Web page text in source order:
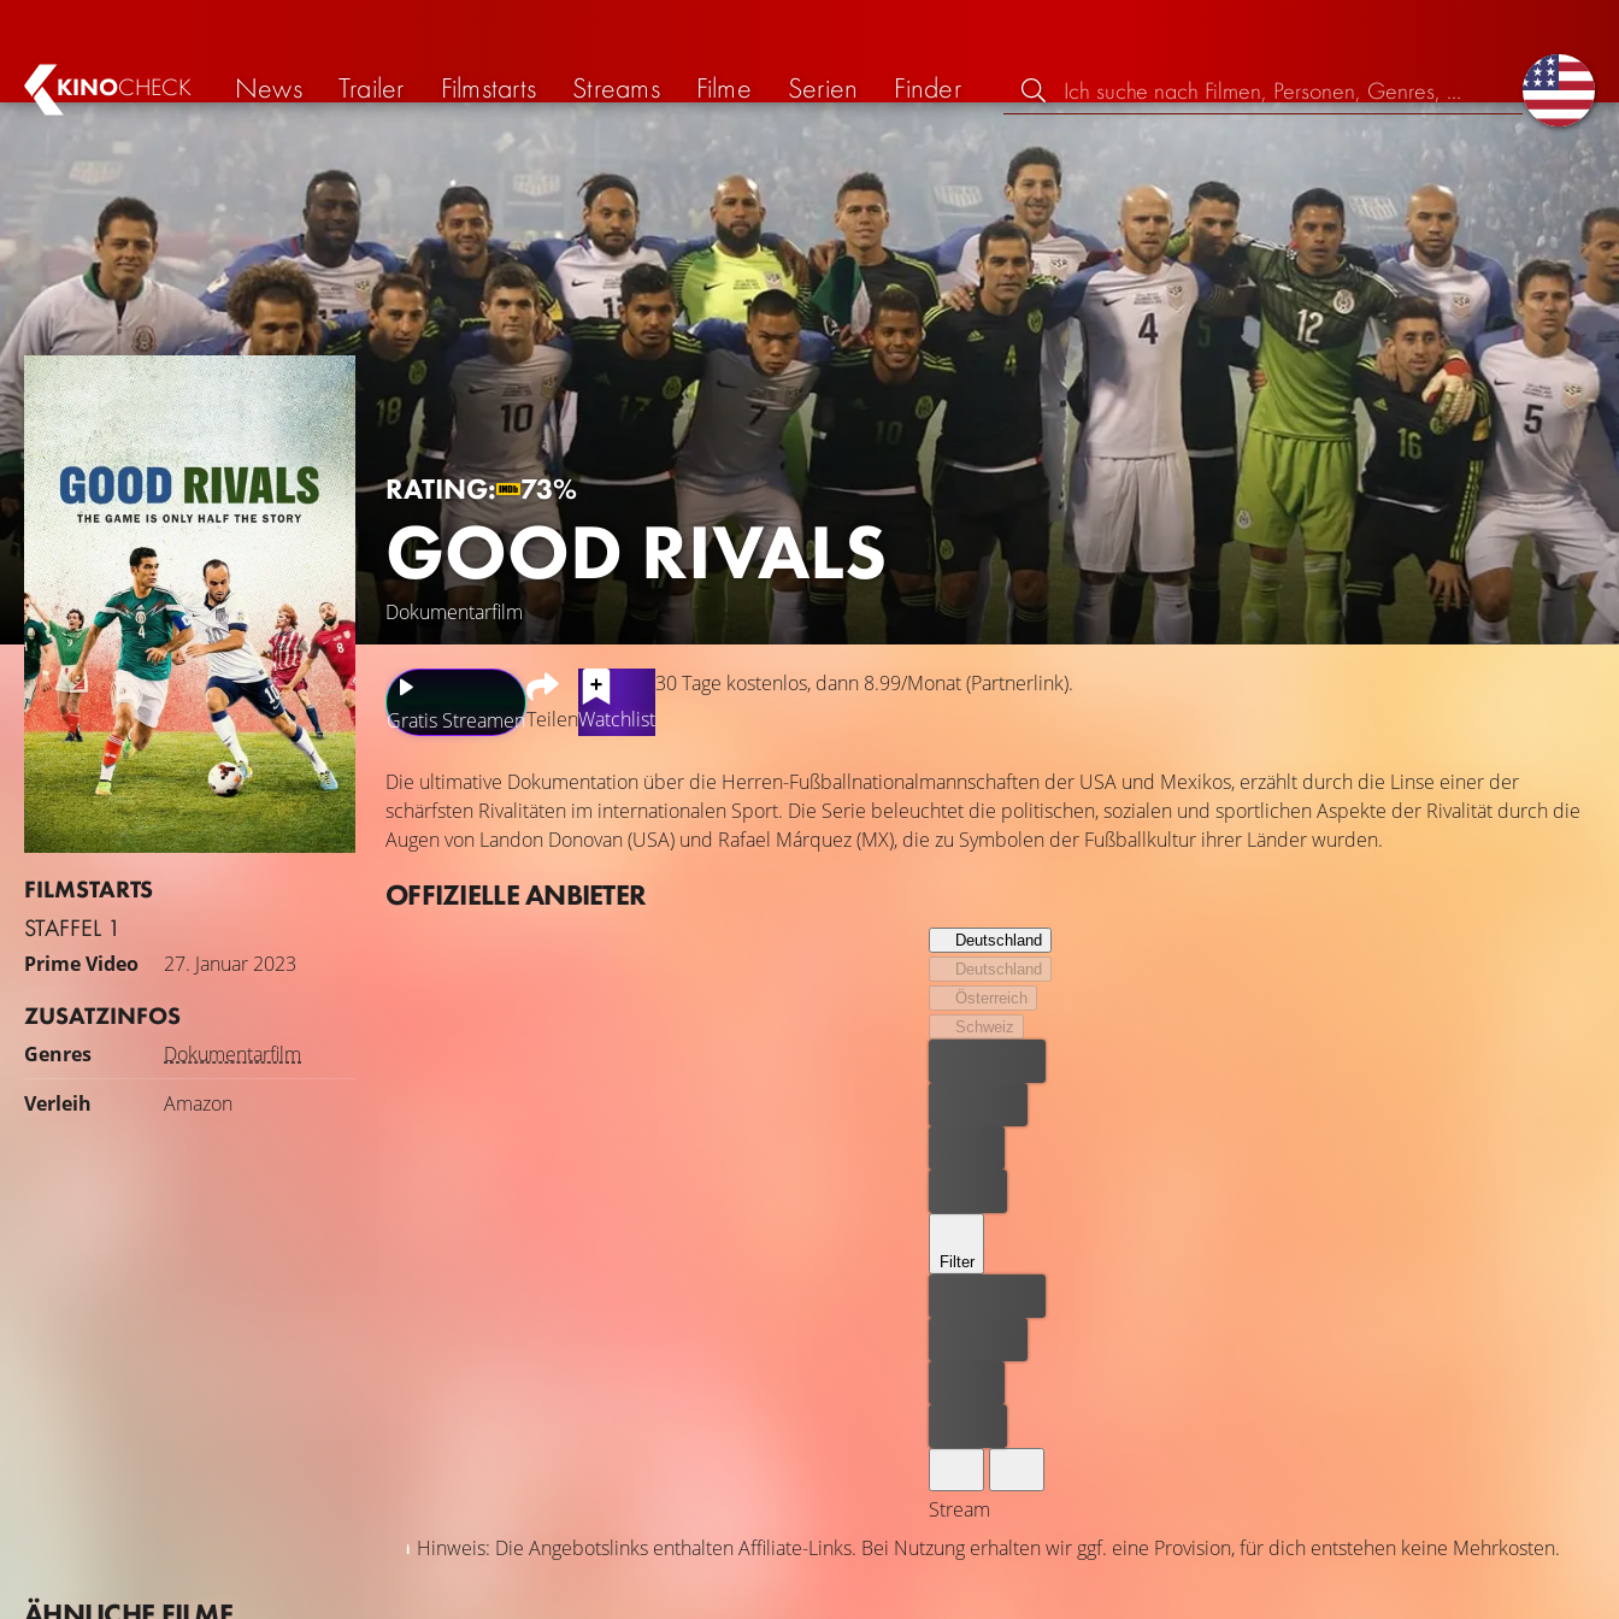
KINOCHECK News Trailer Filmstarts Streams Filme Serien Finder
RATING: 73%
GOOD RIVALS
Dokumentarfilm
FILMSTARTS
STAFFEL 1
Prime Video 27. Januar 2023
ZUSATZINFOS
Genres
Dokumentarfilm
Verleih
Amazon
Gratis StreamenTeilenWatchlist
30 Tage kostenlos, dann 8.99/Monat (Partnerlink).
Die ultimative Dokumentation über die Herren-Fußballnationalmannschaften der USA und Mexikos, erzählt durch die Linse einer der
schärfsten Rivalitäten im internationalen Sport. Die Serie beleuchtet die politischen, sozialen und sportlichen Aspekte der Rivalität durch die
Augen von Landon Donovan (USA) und Rafael Márquez (MX), die zu Symbolen der Fußballkultur ihrer Länder wurden.
OFFIZIELLE ANBIETER
Deutschland
Deutschland
Österreich
Schweiz
Filter
Stream
Hinweis: Die Angebotslinks enthalten Affiliate-Links. Bei Nutzung erhalten wir ggf. eine Provision, für dich entstehen keine Mehrkosten.